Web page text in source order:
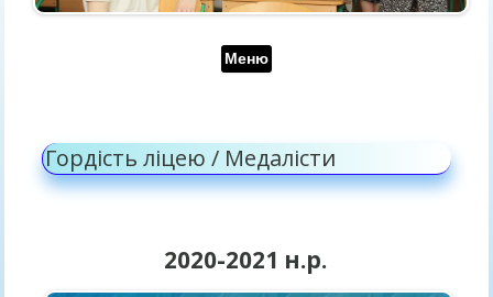
Меню
Гордість ліцею / Медалісти
2020-2021 н.р.